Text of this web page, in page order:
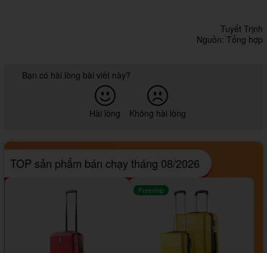
Tuyết Trịnh
Nguồn: Tổng hợp
Bạn có hài lòng bài viết này?
Hài lòng Không hài lòng
TOP sản phẩm bán chạy tháng 08/2026
Freeship